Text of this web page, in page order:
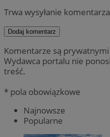
Trwa wysyłanie
Dodaj komentarz
Komentarze są
Wydawca portalu nie
treść.
* pola obowiązkowe
Najnowsze
Popularne